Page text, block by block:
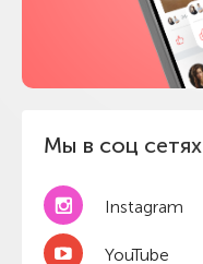
Мы в соц сетях
Instagram
YouTube